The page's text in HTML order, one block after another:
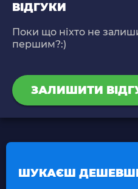
ВІДГУКИ
Поки що ніхто не
першим?:)
ЗАЛИШИТИ
ШУКАЄШ